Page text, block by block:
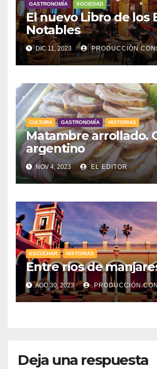
GASTRONOMÍA SOCIEDAD
El nuevo Libro de los
Notables
DIC 11, 2023 PRODUCCIÓN
CULTURA GASTRONOMÍA HISTORIAS
Matambre arrollado.
argentino
NOV 4, 2023 EL EDITOR
ESCUCHAR HISTORIAS
Entre ríos de
AGO 30, 2023 PRODUCCIÓN
Deja una respuesta